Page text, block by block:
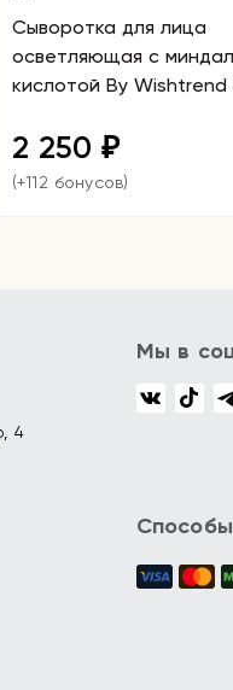
Сыворотка для лица
осветляющая с
кислотой By Wishtrend
2 250 ₽
(+112 бонусов)
4
Мы в